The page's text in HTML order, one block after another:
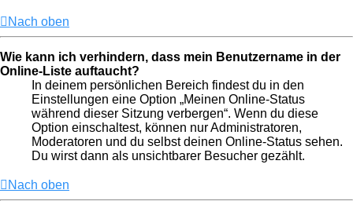
Nach oben
Wie kann ich verhindern, dass mein Benutzername in der
Online-Liste auftaucht?
In deinem persönlichen Bereich findest du in den
Einstellungen eine Option „Meinen Online-Status
während dieser Sitzung verbergen“. Wenn du diese
Option einschaltest, können nur Administratoren,
Moderatoren und du selbst deinen Online-Status sehen.
Du wirst dann als unsichtbarer Besucher gezählt.
Nach oben